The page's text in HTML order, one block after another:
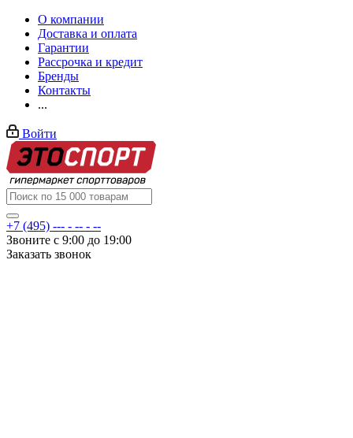
О компании
Доставка и оплата
Гарантии
Рассрочка и кредит
Бренды
Контакты
...
Войти
+7 (495) --- - -- - --
Звоните с 9:00 до 19:00
Заказать звонок